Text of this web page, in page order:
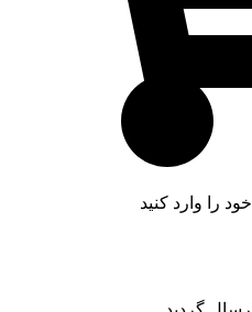
را وارد کنید